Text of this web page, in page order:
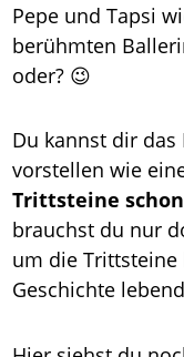
Pepe und Tapsi
berühmten
oder? 😉
Du kannst dir
vorstellen wie
Trittsteine
brauchst du nur
um die
Geschichte